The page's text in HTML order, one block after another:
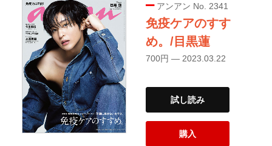
アンアン No. 2341
免疫ケアのすす
め。/目黒蓮
700円 — 2023.03.22
試し読み
購入